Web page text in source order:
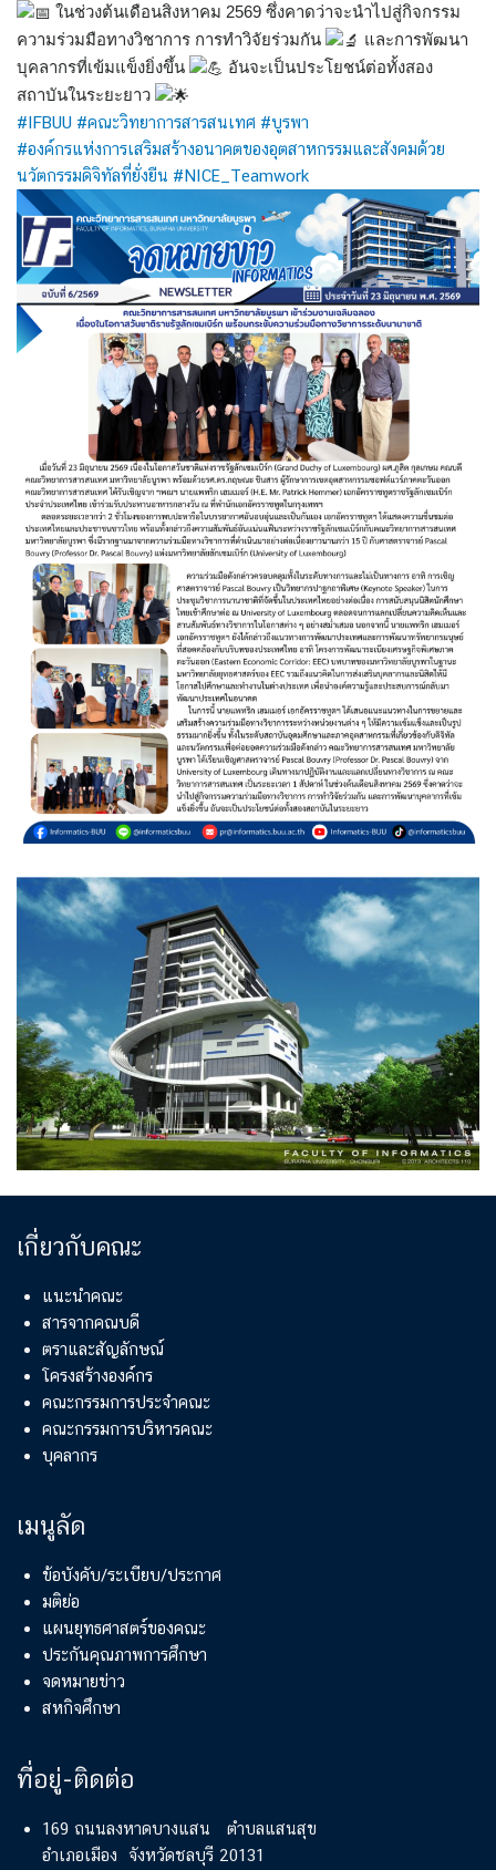
ในช่วงต้นเดือนสิงหาคม 2569 ซึ่งคาดว่าจะนำไปสู่กิจกรรม
ความร่วมมือทางวิชาการ การทำวิจัยร่วมกัน
และการพัฒนา
บุคลากรที่เข้มแข็งยิ่งขึ้น
อันจะเป็นประโยชน์ต่อทั้งสอง
สถาบันในระยะยาว
#IFBUU #คณะวิทยาการสารสนเทศ #บูรพา
#องค์กรแห่งการเสริมสร้างอนาคตของอุตสาหกรรมและสังคมด้วย
นวัตกรรมดิจิทัลที่ยั่งยืน #NICE_Teamwork
เกี่ยวกับคณะ
แนะนำคณะ
สารจากคณบดี
ตราและสัญลักษณ์
โครงสร้างองค์กร
คณะกรรมการประจำคณะ
คณะกรรมการบริหารคณะ
บุคลากร
เมนูลัด
ข้อบังคับ/ระเบียบ/ประกาศ
มติย่อ
แผนยุทธศาสตร์ของคณะ
ประกันคุณภาพการศึกษา
จดหมายข่าว
สหกิจศึกษา
ที่อยู่-ติดต่อ
169 ถนนลงหาดบางแสน ตำบลแสนสุข
อำเภอเมือง จังหวัดชลบุรี 20131